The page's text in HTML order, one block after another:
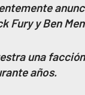
Fury y Ben
una
años.